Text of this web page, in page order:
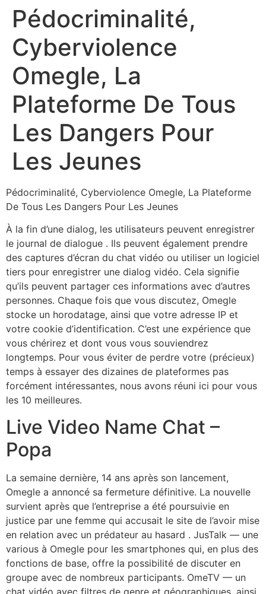
Pédocriminalité,
Cyberviolence
Omegle, La
Plateforme De Tous
Les Dangers Pour
Les Jeunes
Pédocriminalité, Cyberviolence Omegle, La Plateforme
De Tous Les Dangers Pour Les Jeunes
À la fin d’une dialog, les utilisateurs peuvent enregistrer
le journal de dialogue . Ils peuvent également prendre
des captures d’écran du chat vidéo ou utiliser un logiciel
tiers pour enregistrer une dialog vidéo. Cela signifie
qu’ils peuvent partager ces informations avec d’autres
personnes. Chaque fois que vous discutez, Omegle
stocke un horodatage, ainsi que votre adresse IP et
votre cookie d’identification. C’est une expérience que
vous chérirez et dont vous vous souviendrez
longtemps. Pour vous éviter de perdre votre (précieux)
temps à essayer des dizaines de plateformes pas
forcément intéressantes, nous avons réuni ici pour vous
les 10 meilleures.
Live Video Name Chat –
Popa
La semaine dernière, 14 ans après son lancement,
Omegle a annoncé sa fermeture définitive. La nouvelle
survient après que l’entreprise a été poursuivie en
justice par une femme qui accusait le site de l’avoir mise
en relation avec un prédateur au hasard . JusTalk — une
various à Omegle pour les smartphones qui, en plus des
fonctions de base, offre la possibilité de discuter en
groupe avec de nombreux participants. OmeTV — un
chat vidéo avec filtres de genre et géographiques, ainsi